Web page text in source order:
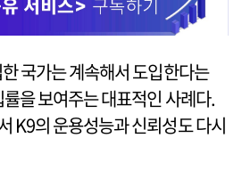
국가는 계속해서 도입한다는
을 보여주는 대표적인 사례다.
K9의 운용성능과 신뢰성도 다시